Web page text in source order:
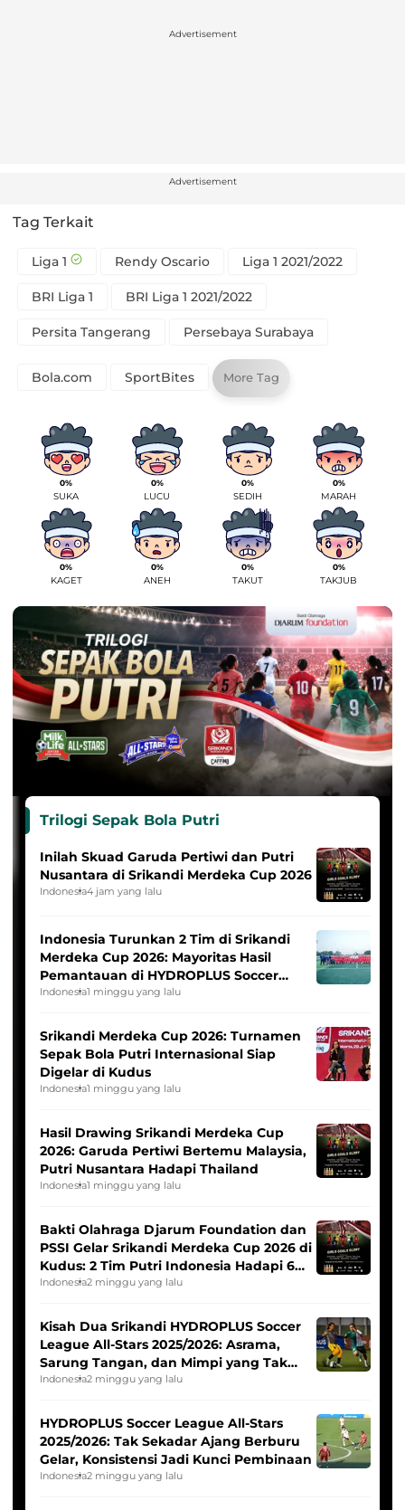
Advertisement
Advertisement
Tag Terkait
Liga 1 Rendy Oscario Liga 1 2021/2022
BRI Liga 1 BRI Liga 1 2021/2022
Persita Tangerang Persebaya Surabaya
Bola.com SportBites More Tag
0%
SUKA
0%
LUCU
0%
SEDIH
0%
MARAH
0%
KAGET
0%
ANEH
0%
TAKUT
0%
TAKJUB
Trilogi Sepak Bola Putri
Inilah Skuad Garuda Pertiwi dan Putri
Nusantara di Srikandi Merdeka Cup 2026
Indonesia4 jam yang lalu
Indonesia Turunkan 2 Tim di Srikandi
Merdeka Cup 2026: Mayoritas Hasil
Pemantauan di HYDROPLUS Soccer
League
Indonesia1 minggu yang lalu
Srikandi Merdeka Cup 2026: Turnamen
Sepak Bola Putri Internasional Siap
Digelar di Kudus
Indonesia1 minggu yang lalu
Hasil Drawing Srikandi Merdeka Cup
2026: Garuda Pertiwi Bertemu Malaysia,
Putri Nusantara Hadapi Thailand
Indonesia1 minggu yang lalu
Bakti Olahraga Djarum Foundation dan
PSSI Gelar Srikandi Merdeka Cup 2026 di
Kudus: 2 Tim Putri Indonesia Hadapi 6
Tim Asia
Indonesia2 minggu yang lalu
Kisah Dua Srikandi HYDROPLUS Soccer
League All-Stars 2025/2026: Asrama,
Sarung Tangan, dan Mimpi yang Tak
Pernah Padam
Indonesia2 minggu yang lalu
HYDROPLUS Soccer League All-Stars
2025/2026: Tak Sekadar Ajang Berburu
Gelar, Konsistensi Jadi Kunci Pembinaan
Indonesia2 minggu yang lalu